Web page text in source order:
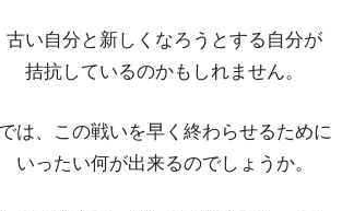
古い自分と新しくなろうとする自分が
拮抗しているのかもしれません。
では、この戦いを早く終わらせるために
いったい何が出来るのでしょうか。